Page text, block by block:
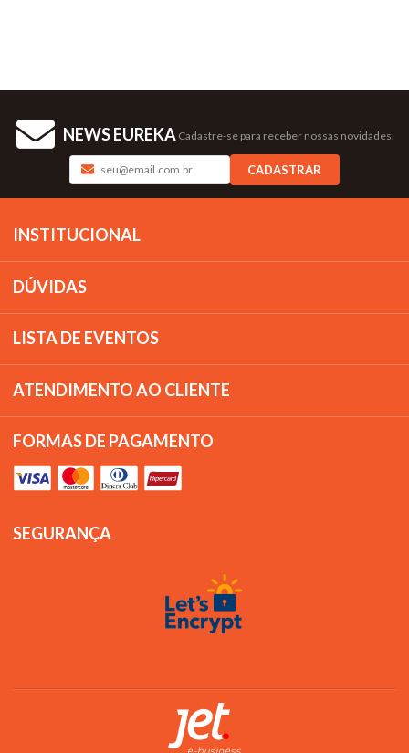
NEWS EUREKA Cadastre-se para receber nossas novidades.
CADASTRAR
INSTITUCIONAL
DÚVIDAS
LISTA DE EVENTOS
ATENDIMENTO AO CLIENTE
FORMAS DE PAGAMENTO
SEGURANÇA